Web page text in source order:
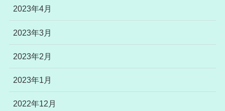
2023年4月
2023年3月
2023年2月
2023年1月
2022年12月